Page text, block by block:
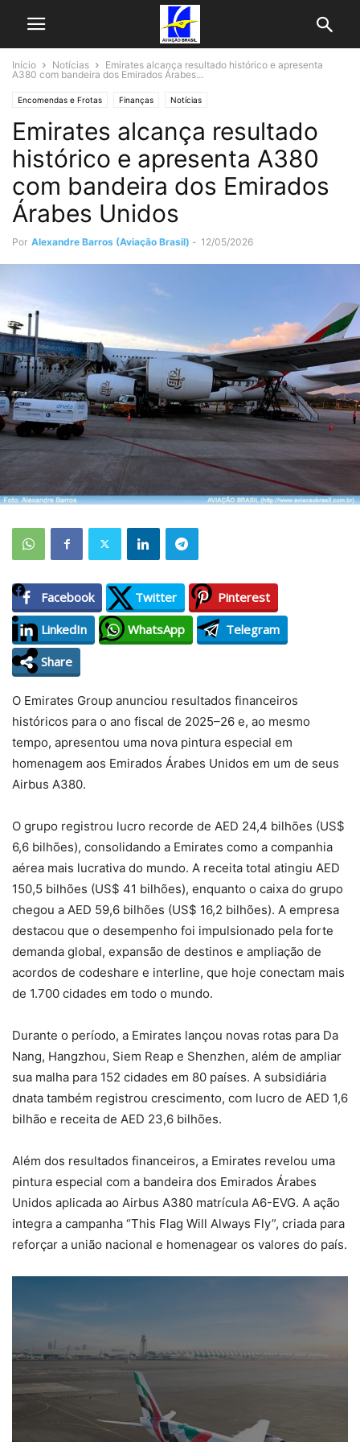
Início Notícias
Emirates alcança resultado histórico e apresenta
A380 com bandeira dos Emirados Árabes...
Encomendas e Frotas Finanças Notícias
Emirates alcança resultado
histórico e apresenta A380
com bandeira dos Emirados
Árabes Unidos
Por Alexandre Barros (Aviação Brasil) - 12/05/2026
Facebook Twitter
Pinterest
LinkedIn
WhatsApp
Telegram
Share
O Emirates Group anunciou resultados financeiros
históricos para o ano fiscal de 2025–26 e, ao mesmo
tempo, apresentou uma nova pintura especial em
homenagem aos Emirados Árabes Unidos em um de seus
Airbus A380.
O grupo registrou lucro recorde de AED 24,4 bilhões (US$
6,6 bilhões), consolidando a Emirates como a companhia
aérea mais lucrativa do mundo. A receita total atingiu AED
150,5 bilhões (US$ 41 bilhões), enquanto o caixa do grupo
chegou a AED 59,6 bilhões (US$ 16,2 bilhões). A empresa
destacou que o desempenho foi impulsionado pela forte
demanda global, expansão de destinos e ampliação de
acordos de codeshare e interline, que hoje conectam mais
de 1.700 cidades em todo o mundo.
Durante o período, a Emirates lançou novas rotas para Da
Nang, Hangzhou, Siem Reap e Shenzhen, além de ampliar
sua malha para 152 cidades em 80 países. A subsidiária
dnata também registrou crescimento, com lucro de AED 1,6
bilhão e receita de AED 23,6 bilhões.
Além dos resultados financeiros, a Emirates revelou uma
pintura especial com a bandeira dos Emirados Árabes
Unidos aplicada ao Airbus A380 matrícula A6-EVG. A ação
integra a campanha “This Flag Will Always Fly”, criada para
reforçar a união nacional e homenagear os valores do país.